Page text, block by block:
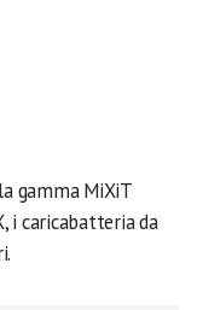
gamma MiXiT
i caricabatteria da